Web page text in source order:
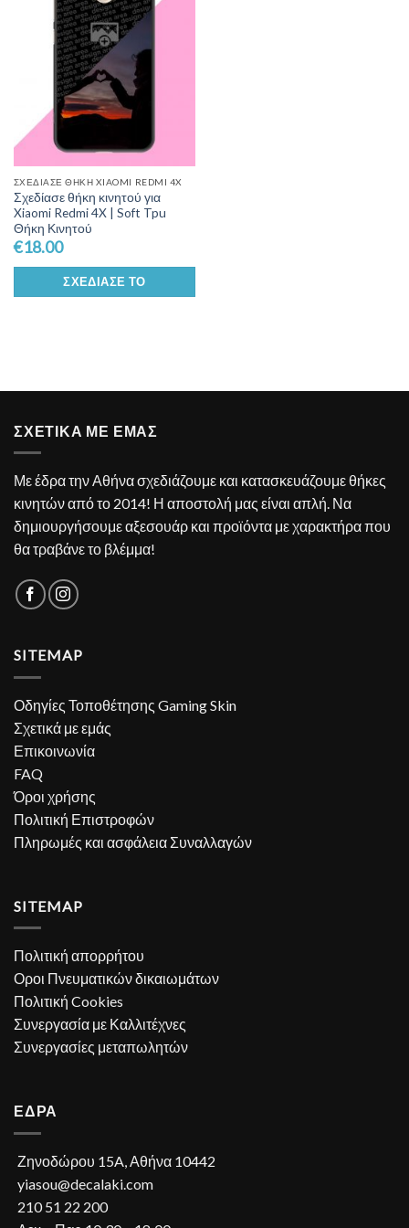
Wishlist
ΣΧΕΔΊΑΣΕ ΘΉΚΗ XIAOMI REDMI 4X
Σχεδίασε θήκη κινητού για
Xiaomi Redmi 4X | Soft Tpu
Θήκη Κινητού
€18.00
ΣΧΕΔΊΑΣΕ ΤΟ
ΣΧΕΤΙΚΑ ΜΕ ΕΜΑΣ
Με έδρα την Αθήνα σχεδιάζουμε και κατασκευάζουμε θήκες
κινητών από το 2014! Η αποστολή μας είναι απλή. Να
δημιουργήσουμε αξεσουάρ και προϊόντα με χαρακτήρα που
θα τραβάνε το βλέμμα!
SITEMAP
Οδηγίες Τοποθέτησης Gaming Skin
Σχετικά με εμάς
Επικοινωνία
FAQ
Όροι χρήσης
Πολιτική Επιστροφών
Πληρωμές και ασφάλεια Συναλλαγών
SITEMAP
Πολιτική απορρήτου
Οροι Πνευματικών δικαιωμάτων
Πολιτική Cookies
Συνεργασία με Καλλιτέχνες
Συνεργασίες μεταπωλητών
ΕΔΡΑ
Ζηνοδώρου 15A, Αθήνα 10442
yiasou@decalaki.com
210 51 22 200